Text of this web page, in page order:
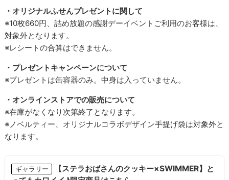
・オリジナルふせんプレゼントに関して
※10枚660円、詰め放題の感謝デーイベントご利用のお客様は、
対象外となります。
※レシートの合算はできません。
・プレゼントキャンペーンについて
※プレゼントは缶容器のみ。中身は入っていません。
・オンラインストアでの販売について
※在庫がなくなり次第終了となります。
※ノベルティー、オリジナルコラボデザイン手提げ袋は対象外と
なります。
ギャラリー
【ステラおばさんのクッキー×SWIMMER】と